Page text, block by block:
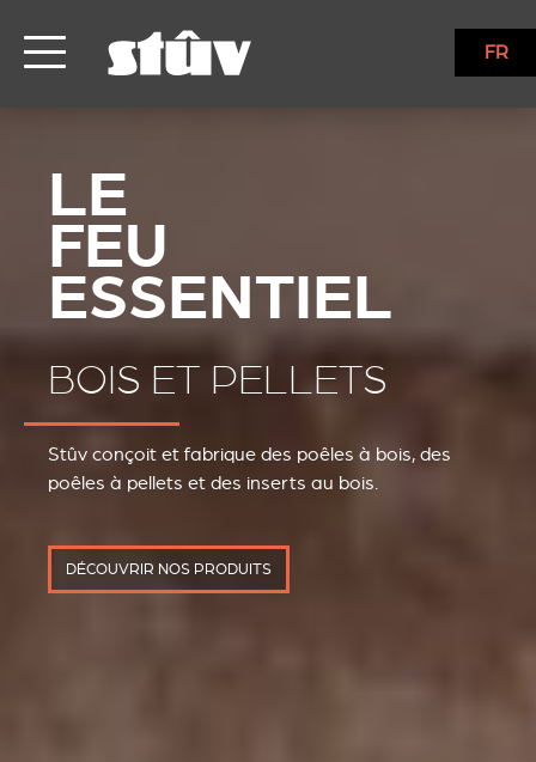
FR
BOIS ET PELLETS
Stûv conçoit et fabrique des poêles à bois, des
poêles à pellets et des inserts au bois.
DÉCOUVRIR NOS PRODUITS